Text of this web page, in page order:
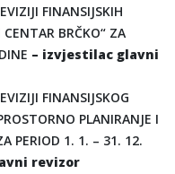
FINANSIJSKIH
BRČKO“ ZA
– izvjestilac glavni
FINANSIJSKOG
PLANIRANJE I
PERIOD 1. 1. – 31. 12.
revizor